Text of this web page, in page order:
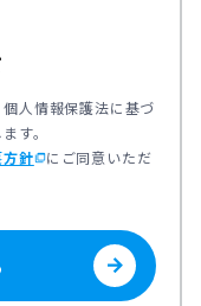
人情報保護法に基づ
す。
針ad_groupにご同意いただ